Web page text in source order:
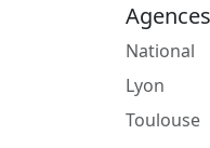
National
Lyon
Toulouse